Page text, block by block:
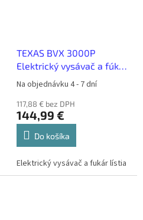
TEXAS BVX 3000P
Elektrický vysávač a fúkar
lístia
Na objednávku 4 - 7 dní
117,88 € bez DPH
144,99 €
Do košíka
Elektrický vysávač a fukár lístia